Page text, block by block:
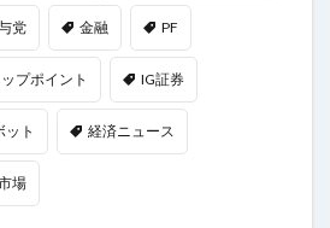
党 金融 PF
プポイント IG証券
ット 経済ニュース
場